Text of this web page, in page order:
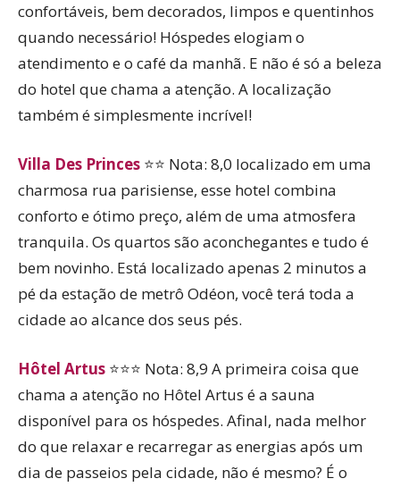
confortáveis, bem decorados, limpos e quentinhos
quando necessário! Hóspedes elogiam o
atendimento e o café da manhã. E não é só a beleza
do hotel que chama a atenção. A localização
também é simplesmente incrível!
Villa Des Princes ⭐⭐ Nota: 8,0 localizado em uma
charmosa rua parisiense, esse hotel combina
conforto e ótimo preço, além de uma atmosfera
tranquila. Os quartos são aconchegantes e tudo é
bem novinho. Está localizado apenas 2 minutos a
pé da estação de metrô Odéon, você terá toda a
cidade ao alcance dos seus pés.
Hôtel Artus ⭐⭐⭐ Nota: 8,9 A primeira coisa que
chama a atenção no Hôtel Artus é a sauna
disponível para os hóspedes. Afinal, nada melhor
do que relaxar e recarregar as energias após um
dia de passeios pela cidade, não é mesmo? É o